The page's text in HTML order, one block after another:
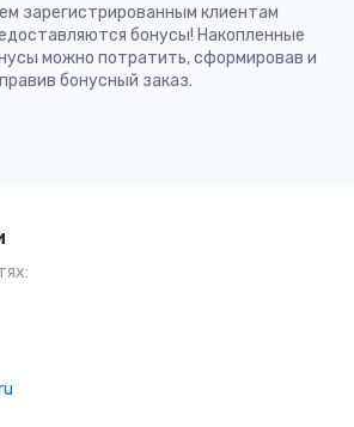
зарегистрированным клиентам
бонусы! Накопленные
можно потратить, сформировав и
бонусный заказ.